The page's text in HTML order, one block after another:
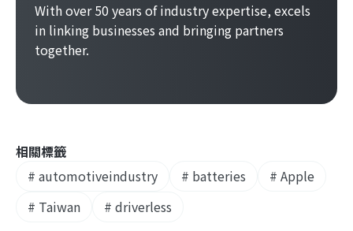
With over 50 years of industry expertise, excels
in linking businesses and bringing partners
together.
相關標籤
# automotiveindustry # batteries # Apple
# Taiwan # driverless